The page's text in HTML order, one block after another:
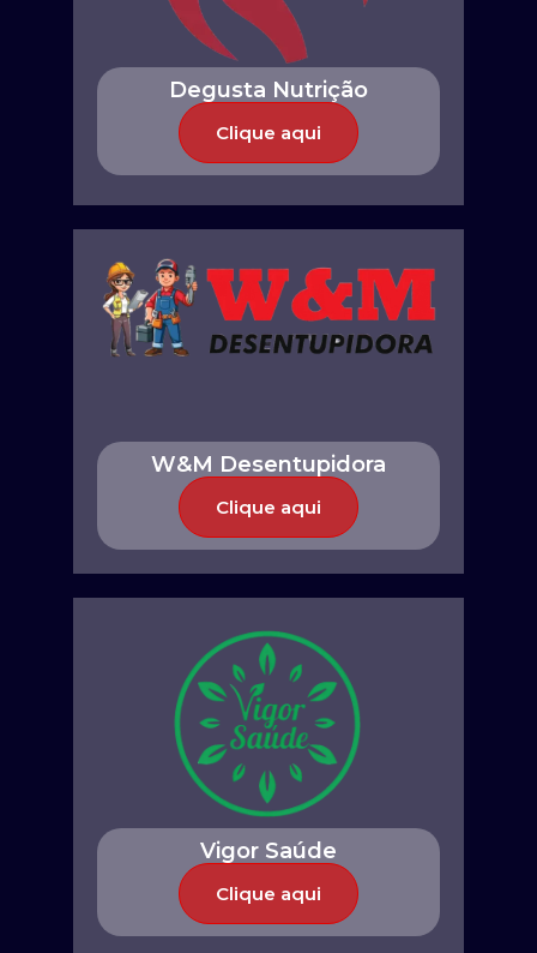
Degusta Nutrição
Clique aqui
W&M Desentupidora
Clique aqui
Vigor Saúde
Clique aqui